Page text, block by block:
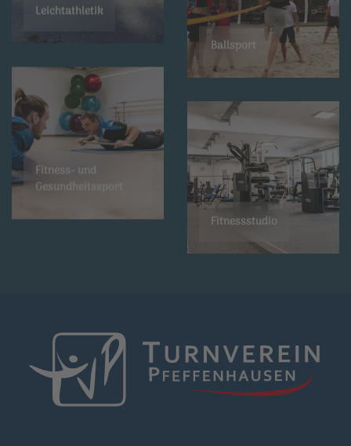
Leichtathletik
Ballsport
Fitness- und
Gesundheitssport
Fitnessstudio